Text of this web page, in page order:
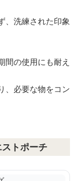
、洗練された印象
間の使用にも耐え
、必要な物をコン
トポーチ